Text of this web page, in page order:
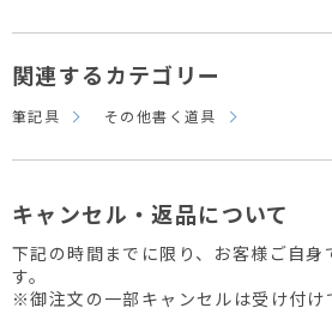
関連するカテゴリー
筆記具 その他書く道具
キャンセル・返品について
下記の時間までに限り、お客様ご自身
す。
※御注文の一部キャンセルは受け付け